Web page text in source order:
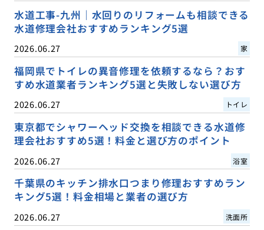
水道工事-九州｜水回りのリフォームも相談できる
水道修理会社おすすめランキング5選
2026.06.27 家
福岡県でトイレの異音修理を依頼するなら？おす
すめ水道業者ランキング5選と失敗しない選び方
2026.06.27 トイレ
東京都でシャワーヘッド交換を相談できる水道修
理会社おすすめ5選！料金と選び方のポイント
2026.06.27 浴室
千葉県のキッチン排水口つまり修理おすすめラン
キング5選！料金相場と業者の選び方
2026.06.27 洗面所